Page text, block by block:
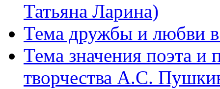
Татьяна Ларина)
Тема дружбы и любви
Тема значения поэта и
творчества А.С.